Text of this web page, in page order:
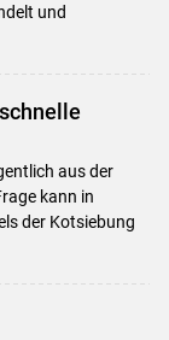
und
aus der
kann in
der Kotsiebung